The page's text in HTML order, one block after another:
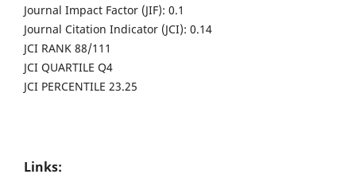
Journal Impact Factor (JIF): 0.1
Journal Citation Indicator (JCI): 0.14
JCI RANK 88/111
JCI QUARTILE Q4
JCI PERCENTILE 23.25
Links: